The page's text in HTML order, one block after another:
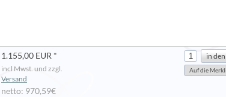
1.155,00 EUR *
incl Mwst. und zzgl.
Versand
netto: 970,59€